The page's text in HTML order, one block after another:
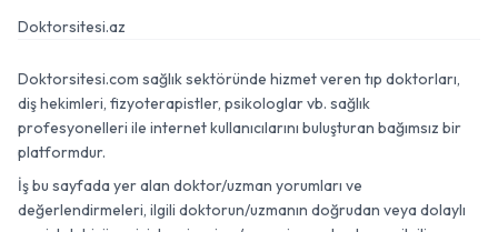
Doktorsitesi.az
Doktorsitesi.com sağlık sektöründe hizmet veren tıp doktorları,
diş hekimleri, fizyoterapistler, psikologlar vb. sağlık
profesyonelleri ile internet kullanıcılarını buluşturan bağımsız bir
platformdur.
İş bu sayfada yer alan doktor/uzman yorumları ve
değerlendirmeleri, ilgili doktorun/uzmanın doğrudan veya dolaylı